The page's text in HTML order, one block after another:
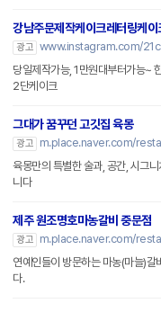
강남주문제작케이크레터링케이
광고 www.instagram.com/
당일제작가능, 1만원대부터가능~
2단케이크
그대가 꿈꾸던 고깃집 육몽
광고
m.place.naver.com/
육몽만의 특별한 술과, 공간, 시그
니다
제주 원조명호마농갈비 중문점
광고
m.place.naver.com/
연예인들이 방문하는 마농(마늘)갈
다.